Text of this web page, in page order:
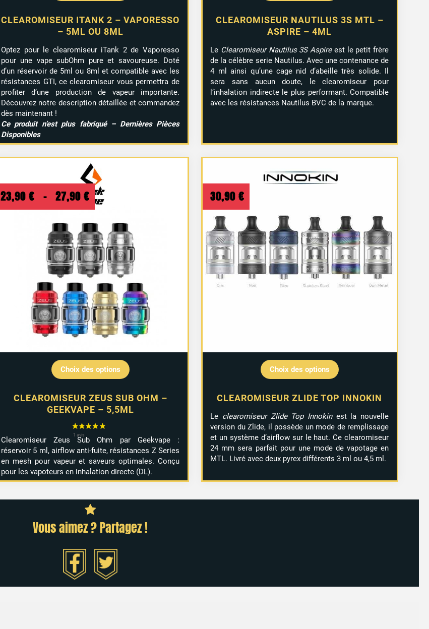
CLEAROMISEUR ITANK 2 – VAPORESSO
– 5ML OU 8ML
Optez pour le clearomiseur iTank 2 de Vaporesso
pour une vape subOhm pure et savoureuse. Doté
d’un réservoir de 5ml ou 8ml et compatible avec les
résistances GTI, ce clearomiseur vous permettra de
profiter d’une production de vapeur importante.
Découvrez notre description détaillée et commandez
dès maintenant !
Ce produit n’est plus fabriqué – Dernières Pièces
Disponibles
CLEAROMISEUR NAUTILUS 3S MTL –
ASPIRE – 4ML
Le Clearomiseur Nautilus 3S Aspireest le petit frère
de la célèbre serie Nautilus. Avec une contenance de
4 ml ainsi qu’une cage nid d’abeille très solide. Il
sera sans aucun doute, le clearomiseur pour
l’inhalation indirecte le plus performant. Compatible
avec les résistances Nautilus BVC de la marque.
Choix des options
CLEAROMISEUR ZEUS SUB OHM –
GEEKVAPE – 5,5ML
23,90€ – 27,90€ Plage
de
prix :
23,90 €
à
27,90 €
Clearomiseur Zeus Sub Ohm par Geekvape :
réservoir 5 ml, airflow anti-fuite, résistances Z Series
en mesh pour vapeur et saveurs optimales. Conçu
pour les vapoteurs en inhalation directe (DL).
Choix des options
CLEAROMISEUR ZLIDE TOP INNOKIN
30,90 €
Le clearomiseur Zlide Top Innokinest la nouvelle
version du Zlide, il possède un mode de remplissage
et un système d’airflow sur le haut. Ce clearomiseur
24 mm sera parfait pour une mode de vapotage en
MTL. Livré avec deux pyrex différents 3 ml ou 4,5 ml.
Vous aimez ? Partagez !